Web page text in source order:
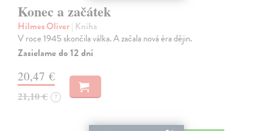
Konec a začátek
Hilmes Oliver| Kniha
V roce 1945 skončila válka. A začala nová éra dějin.
Zasielame do 12 dní
20,47 €
21,10 € ?